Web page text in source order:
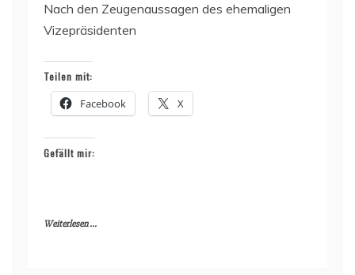
Nach den Zeugenaussagen des ehemaligen
Vizepräsidenten
Teilen mit:
Facebook X
Gefällt mir:
Weiterlesen ...